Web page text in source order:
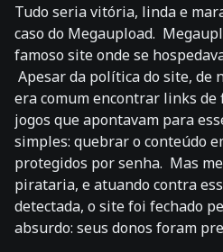
Tudo seria vitória, linda e
caso do Megaupload.
famoso site onde se
Apesar da política do site,
era comum encontrar links de
jogos que apontavam para
simples: quebrar o conteúdo
protegidos por senha. Mas
pirataria, e atuando contra
detectada, o site foi fechado
absurdo: seus donos foram